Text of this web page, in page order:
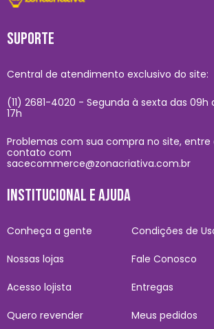
SUPORTE
Central de atendimento exclusivo do site:
(11) 2681-4020 - Segunda à sexta das 09h
17h
Problemas com sua compra no site, entre
contato com
sacecommerce@zonacriativa.com.br
INSTITUCIONAL E AJUDA
Conheça a gente
Nossas lojas
Acesso lojista
Quero revender
Condições de
Fale Conosco
Entregas
Meus pedidos